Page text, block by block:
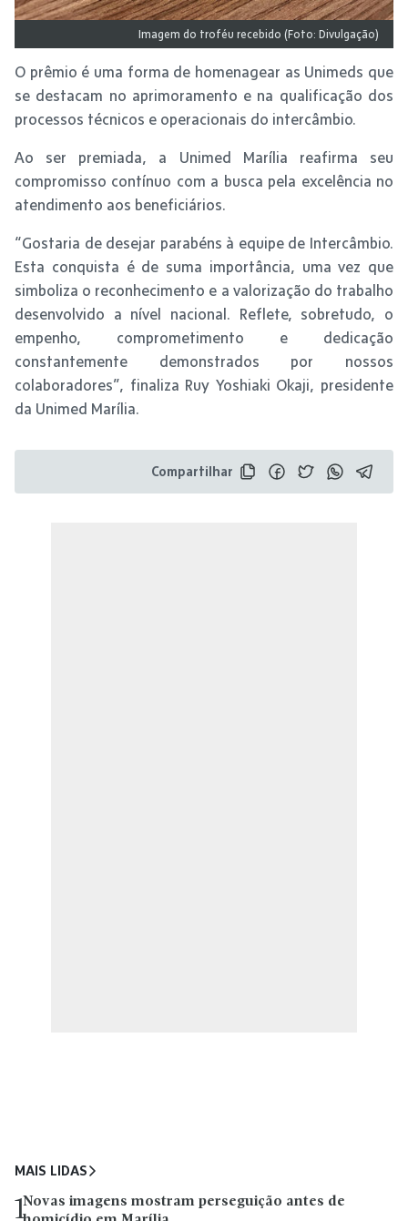
Imagem do troféu recebido (Foto: Divulgação)
O prêmio é uma forma de homenagear as Unimeds que
se destacam no aprimoramento e na qualificação dos
processos técnicos e operacionais do intercâmbio.
Ao ser premiada, a Unimed Marília reafirma seu
compromisso contínuo com a busca pela excelência no
atendimento aos beneficiários.
“Gostaria de desejar parabéns à equipe de Intercâmbio.
Esta conquista é de suma importância, uma vez que
simboliza o reconhecimento e a valorização do trabalho
desenvolvido a nível nacional. Reflete, sobretudo, o
empenho, comprometimento e dedicação
constantemente demonstrados por nossos
colaboradores”, finaliza Ruy Yoshiaki Okaji, presidente
da Unimed Marília.
Compartilhar
MAIS LIDAS
1Novas imagens mostram perseguição antes de